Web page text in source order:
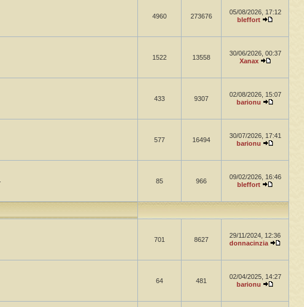
4960 273676
05/08/2026, 17:12
bleffort
1522 13558
30/06/2026, 00:37
Xanax
433 9307
02/08/2026, 15:07
barionu
577 16494
30/07/2026, 17:41
barionu
85 966
09/02/2026, 16:46
bleffort
701 8627
29/11/2024, 12:36
donnacinzia
64 481
02/04/2025, 14:27
barionu